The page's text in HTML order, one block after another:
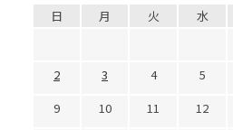
日 月 火 水
2
3 4 5
9
10 11 12